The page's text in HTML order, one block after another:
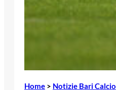
Home > Notizie Bari Calcio